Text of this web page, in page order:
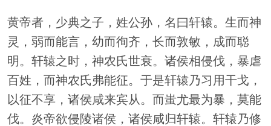
黄帝者，少典之子，姓公孙，名曰轩辕。生而神
灵，弱而能言，幼而徇齐，长而敦敏，成而聪
明。轩辕之时，神农氏世衰。诸侯相侵伐，暴虐
百姓，而神农氏弗能征。于是轩辕乃习用干戈，
以征不享，诸侯咸来宾从。而蚩尤最为暴，莫能
伐。炎帝欲侵陵诸侯，诸侯咸归轩辕。轩辕乃修